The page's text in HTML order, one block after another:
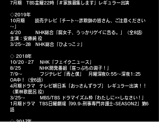
7月期 TBS金曜22時「＃家族募集します」レギュラー出演
◇2019年
10月期 読売テレビ「チート～詐欺師の皆さん、ご注意ください
～」
4/20 NHK総合「腐女子、うっかりゲイに告る。」（全8話）
主演：安藤純 役
3/25～28 NHK総合「ひよっこ２」
◇ 2018年
10/20・27 NHK「フェイクニュース」
8/25 NHK開発番組「崖っぷちの淵子！」
7/9～ フジテレビ「青と僕」 月曜深夜0:55～深夜1:25
OA中！（全6話）
4月期ドラマ テレビ朝日系「おっさんずラブ」 レギュラー出演！！
（栗林歌麿呂 役）
3/25～ MBS/TBS ドラマイズム枠「わたしに××しなさい！」
1月期ドラマ TBS日曜劇場「99.9-刑事専門弁護士-SEASON2」第6
話
◇ 2017年